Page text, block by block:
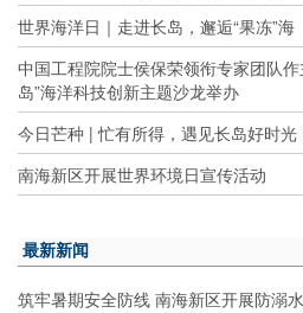
世界海洋日｜走进长岛，邂逅“果冻”海
中国工程院院士侯保荣领衔专家团队
岛”海洋科技创新主题沙龙举办
今日芒种 | 忙有所得，遇见长岛好时光
南海新区开展世界环境日宣传活动
最新新闻
筑牢暑期安全防线 南海新区开展防溺